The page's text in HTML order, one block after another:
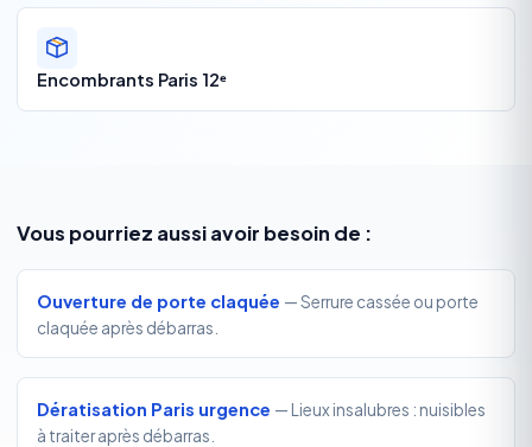
Encombrants Paris 12ᵉ
Vous pourriez aussi avoir besoin de :
Ouverture de porte claquée — Serrure cassée ou porte
claquée après débarras.
Dératisation Paris urgence — Lieux insalubres : nuisibles
à traiter après débarras.